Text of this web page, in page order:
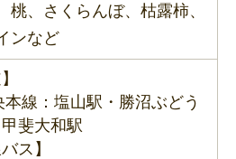
桃、さくらんぼ、枯露柿、
ンなど
本線：塩山駅・勝沼ぶどう
斐大和駅
ス】